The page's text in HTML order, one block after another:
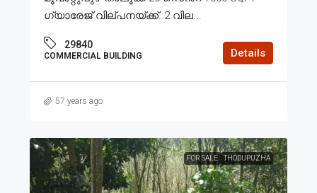
ഗ്യാരേജ് വില്പനയ്ക്ക്. 2.വില...
29840
COMMERCIAL BUILDING Details
57 years ago
FOR SALE THODUPUZHA